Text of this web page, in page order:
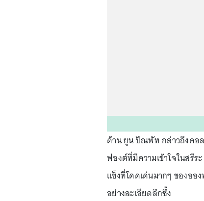
ด้าน ยูน ปัณพัท กล่าวถึงคอล
ฟองต์ที่มีความเข้าใจในสรี
แข็งที่โดดเด่นมากๆ ของออ
อย่างละเอียดลึกซึ้ง